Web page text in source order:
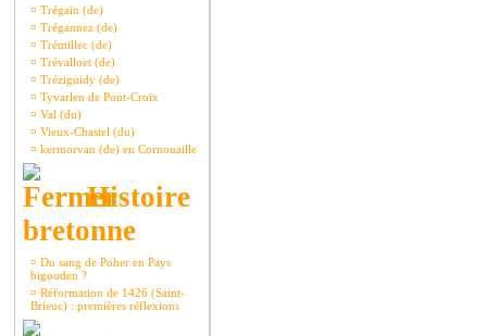
¤ Trégain (de)
¤ Trégannez (de)
¤ Trémillec (de)
¤ Trévalloet (de)
¤ Tréziguidy (de)
¤ Tyvarlen de Pont-Croix
¤ Val (du)
¤ Vieux-Chastel (du)
¤ kermorvan (de) en Cornouaille
Histoire
bretonne
¤ Du sang de Poher en Pays
bigouden ?
¤ Réformation de 1426 (Saint-
Brieuc) : premières réflexions